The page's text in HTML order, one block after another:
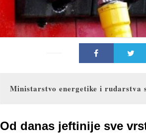
Ministarstvo energetike i rudarstva
Od danas jeftinije sve